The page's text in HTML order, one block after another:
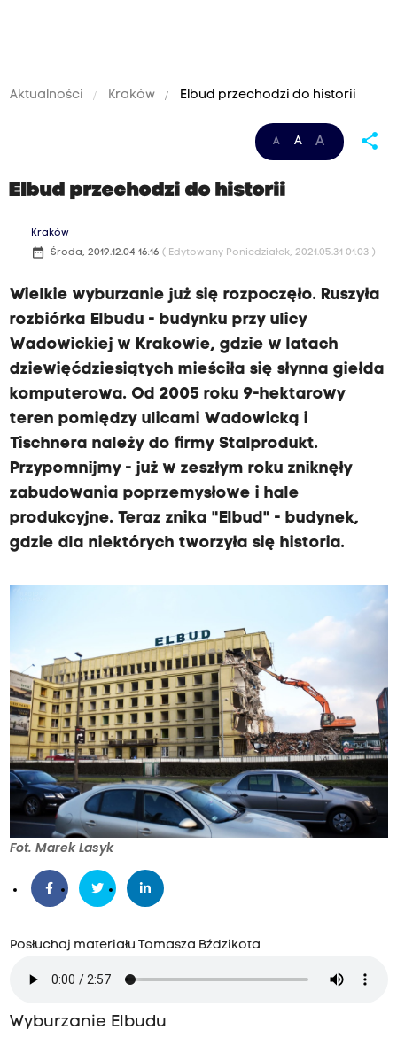
Aktualności Kraków Elbud przechodzi do historii
A A A share
Elbud przechodzi do historii
Kraków
date_range Środa, 2019.12.04 16:16 ( Edytowany Poniedziałek, 2021.05.31 01:03 )
Wielkie wyburzanie już się rozpoczęło. Ruszyła
rozbiórka Elbudu - budynku przy ulicy
Wadowickiej w Krakowie, gdzie w latach
dziewięćdziesiątych mieściła się słynna giełda
komputerowa. Od 2005 roku 9-hektarowy
teren pomiędzy ulicami Wadowicką i
Tischnera należy do firmy Stalprodukt.
Przypomnijmy - już w zeszłym roku zniknęły
zabudowania poprzemysłowe i hale
produkcyjne. Teraz znika "Elbud" - budynek,
gdzie dla niektórych tworzyła się historia.
Fot. Marek Lasyk
Posłuchaj materiału Tomasza Bździkota
Wyburzanie Elbudu